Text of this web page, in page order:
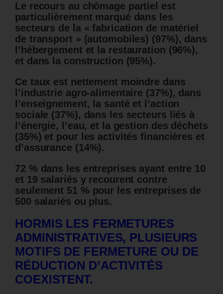
Le recours au chômage partiel est
particulièrement marqué dans les
secteurs de la « fabrication de matériel
de transport » (automobiles) (97%), dans
l’hébergement et la restauration (96%),
et dans la construction (95%).
Ce taux est nettement moindre dans
l’industrie agro-alimentaire (37%), dans
l’enseignement, la santé et l’action
sociale (37%), dans les secteurs liés à
l’énergie, l’eau, et la gestion des déchets
(35%) et pour les activités financières et
d’assurance (14%).
72 % dans les entreprises ayant entre 10
et 19 salariés y recourent contre
seulement 51 % pour les entreprises de
500 salariés ou plus.
HORMIS LES FERMETURES
ADMINISTRATIVES, PLUSIEURS
MOTIFS DE FERMETURE OU DE
RÉDUCTION D’ACTIVITÉS
COEXISTENT.